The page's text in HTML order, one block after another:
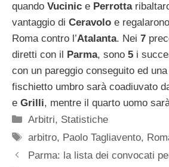
quando Vucinic e Perrotta
vantaggio di Ceravolo e
Roma contro l’Atalanta. Nei 7
diretti con il
Parma, sono 5 i
con un pareggio conseguito ed una
fischietto umbro sarà coadiuvato
e Grilli, mentre il quarto uomo
Categorie
Arbitri, Statistiche
Tag
arbitro, Paolo Tagliavento,
Parma: la lista dei convocati